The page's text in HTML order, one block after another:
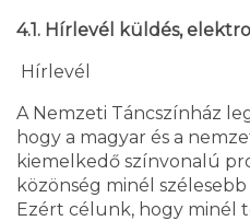
4.1. Hírlevél küldés,
Hírlevél
A Nemzeti Táncszínház
hogy a magyar és a
kiemelkedő színvonalú
közönség minél
Ezért célunk, hogy minél